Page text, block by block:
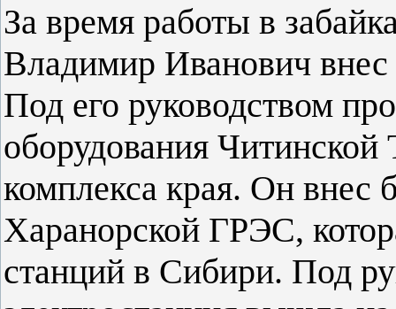
За время работы в
Владимир Иванович внес
Под его руководством
оборудования Читинской
комплекса края. Он внес
Харанорской ГРЭС,
станций в Сибири. Под